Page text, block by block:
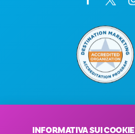
INFORMATIVA SUI COOKIE